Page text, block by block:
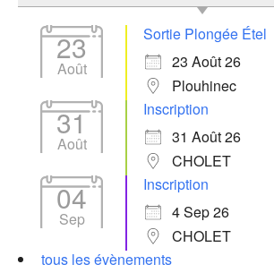
23
Août
Sortie Plongée Étel
23 Août 26
Plouhinec
31
Août
Inscription
31 Août 26
CHOLET
04
Sep
Inscription
4 Sep 26
CHOLET
tous les évènements